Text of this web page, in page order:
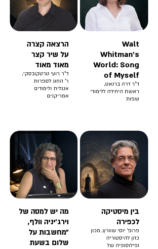
Walt
Whitman’s
World: Song
of Myself
ד"ר דרה ברנאט,
ראשת היחידה ללימודי
שפות
הרצאה קצרה
על שיר קצר
מאוד מאוד
ד"ר רועי טרטקובסקי,
ר' החוג לספרות
אנגלית ולימודים
אמריקנים
בין מיסטיקה
לכפירה
פרופ' יוסי שוורץ, מכון
כהן להיסטוריה
ופילוסופיה של
מה יש למסה של
וירג'יניה וולף,
״מחשבות על
שלום בשעת